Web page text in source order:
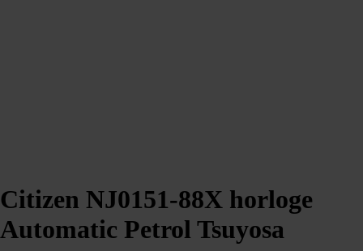
Citizen NJ0151-88X horloge
Automatic Petrol Tsuyosa